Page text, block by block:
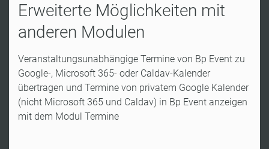
Erweiterte Möglichkeiten mit
anderen Modulen
Veranstaltungsunabhängige Termine von Bp Event zu
Google-, Microsoft 365- oder Caldav-Kalender
übertragen und Termine von privatem Google Kalender
(nicht Microsoft 365 und Caldav) in Bp Event anzeigen
mit dem Modul Termine